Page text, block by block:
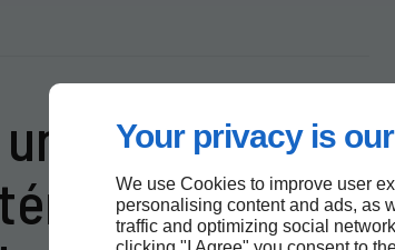
Your privacy is
We use Cookies to improve user
personalising content and ads, as
traffic and optimizing social
espace de
avec les